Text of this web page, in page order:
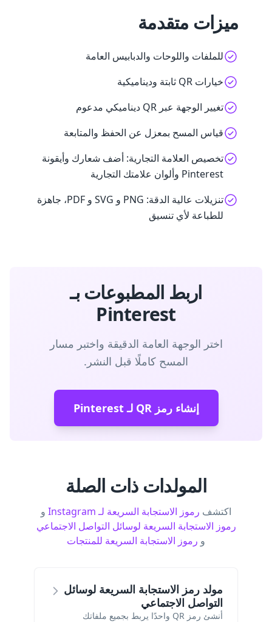
ميزات متقدمة
للملفات واللوحات والدبابيس العامة
خيارات QR ثابتة وديناميكية
تغيير الوجهة عبر QR ديناميكي مدعوم
قياس المسح بمعزل عن الحفظ والمتابعة
تخصيص العلامة التجارية: أضف شعارك وأيقونة
Pinterest وألوان علامتك التجارية
تنزيلات عالية الدقة: PNG و SVG و PDF، جاهزة
للطباعة لأي تنسيق
اربط المطبوعات بـ
Pinterest
اختر الوجهة العامة الدقيقة واختبر مسار
المسح كاملًا قبل النشر.
إنشاء رمز QR لـ Pinterest
المولدات ذات الصلة
اكتشف رموز الاستجابة السريعة لـ Instagram
و
رموز الاستجابة السريعة لوسائل التواصل الاجتماعي
و رموز الاستجابة السريعة للمنتجات
مولد رمز الاستجابة السريعة لوسائل
التواصل الاجتماعي
أنشئ رمز QR واحدًا يربط بجميع ملفاتك